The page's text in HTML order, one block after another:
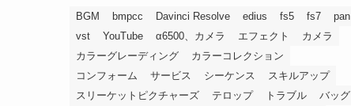
BGM bmpcc Davinci Resolve edius fs5 fs7
pan
vst
YouTube α6500、カメラ エフェクト
カメラ
カラーグレーディング
カラーコレクション
コンフォーム
サービス シーケンス
スキルアップ
スリーケットピクチャーズ
テロップ トラブル
バッグ